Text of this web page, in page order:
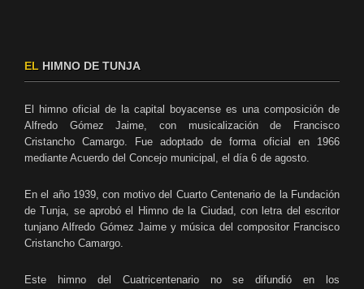
EL HIMNO DE TUNJA
El himno oficial de la capital boyacense es una composición de
Alfredo Gómez Jaime, con musicalización de Francisco
Cristancho Camargo.
Fue adoptado de forma oficial en 1966
mediante Acuerdo del Concejo municipal, el día 6 de agosto.
En el año 1939, con motivo del Cuarto Centenario de la Fundación
de Tunja, se aprobó el Himno de la Ciudad, con letra del escritor
tunjano Alfredo Gómez Jaime y música del compositor Francisco
Cristancho Camargo.
Este himno del Cuatricentenario no se difundió en los